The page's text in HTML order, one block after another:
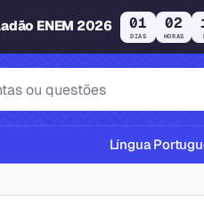
ENEM 2026 01
DIAS
02
HORAS
Língua